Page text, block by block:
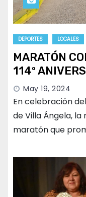
DEPORTES LOCALES
MARATÓN
114º
May 19, 2024
En celebración
de Villa Ángela,
maratón que